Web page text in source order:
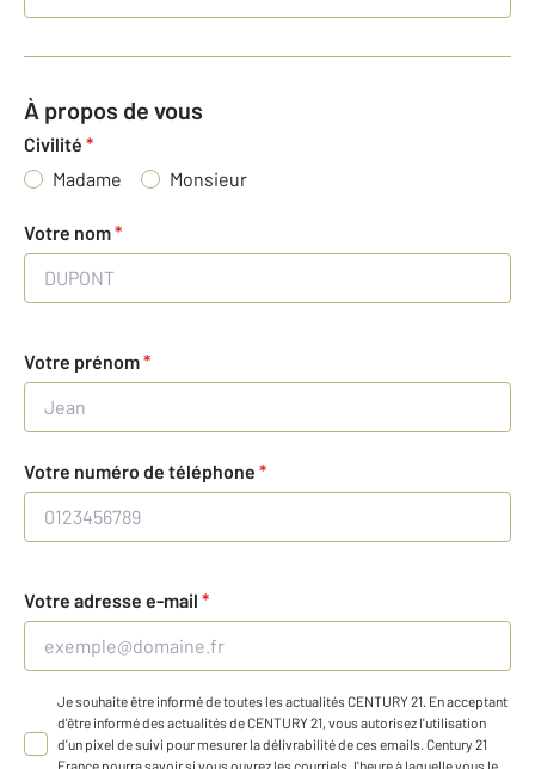
À propos de vous
Civilité *
Madame
Monsieur
Votre nom*
Votre prénom*
Votre numéro de téléphone *
Votre adresse e-mail *
Je souhaite être informé de toutes les actualités CENTURY 21. En acceptant
d'être informé des actualités de CENTURY 21, vous autorisez l'utilisation
d'un pixel de suivi pour mesurer la délivrabilité de ces emails. Century 21
France pourra savoir si vous ouvrez les courriels, l'heure à laquelle vous le